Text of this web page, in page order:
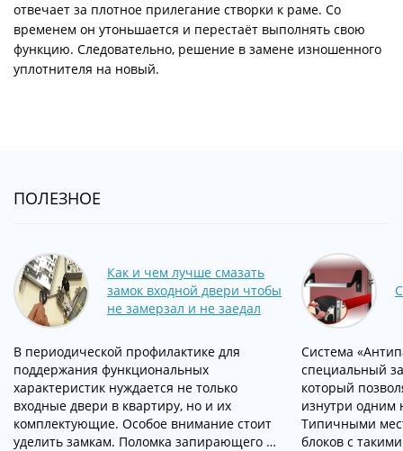
отвечает за плотное прилегание створки к раме. Со
временем он утоньшается и перестаёт выполнять свою
функцию. Следовательно, решение в замене изношенного
уплотнителя на новый.
ПОЛЕЗНОЕ
Как и чем лучше смазать
замок входной двери чтобы
не замерзал и не заедал
В периодической профилактике для
поддержания функциональных
характеристик нуждается не только
входные двери в квартиру, но и их
комплектующие. Особое внимание стоит
уделить замкам. Поломка запирающего …
Система
специальный
который
изнутри одним
Типичными
блоков с